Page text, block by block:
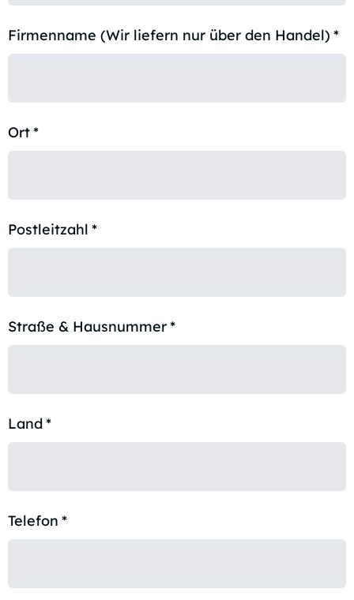
Firmenname (Wir liefern nur über den Handel) *
Ort*
Postleitzahl *
Straße & Hausnummer*
Land*
Telefon *